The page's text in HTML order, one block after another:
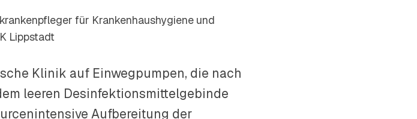
für Krankenhaushygiene und
Lippstadt
Klinik auf Einwegpumpen, die nach
leeren Desinfektionsmittelgebinde
Aufbereitung der